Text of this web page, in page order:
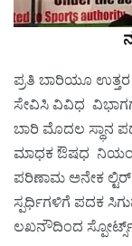
ಪ್ರತಿ ಬಾರಿಯೂ
ಸೇವಿಸಿ ವಿವಿಧ
ಬಾರಿ ಮೊದಲ ಸ್ಥಾನ
ಮಾಧಕ ಔಷಧ
ಪರಿಣಾಮ ಅನೇಕ
ಸ್ಪರ್ಧಿಗಳಿಗೆ ಪದಕ
ಲಖನೌದಿಂದ